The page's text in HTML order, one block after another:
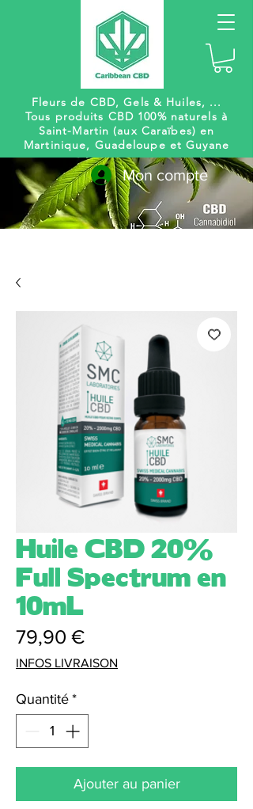
Fleurs de CBD, Gels & Huiles, ...
Tous produits CBD 100% naturels à
Saint-Martin (aux Caraïbes) en
Martinique, Guadeloupe et Guyane
Mon compte
Huile CBD 20%
Full Spectrum en
10mL
79,90 €Prix
INFOS LIVRAISON
Quantité *
Ajouter au panier